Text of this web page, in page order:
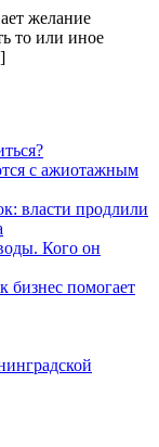
желание
то или иное
с ажиотажным
власти продлили
Кого он
бизнес помогает